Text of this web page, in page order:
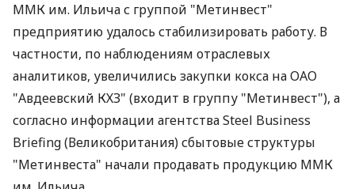
ММК им. Ильича с группой "Метинвест"
предприятию удалось стабилизировать работу. В
частности, по наблюдениям отраслевых
аналитиков, увеличились закупки кокса на ОАО
"Авдеевский КХЗ" (входит в группу "Метинвест"), а
согласно информации агентства Steel Business
Briefing (Великобритания) сбытовые структуры
"Метинвеста" начали продавать продукцию ММК